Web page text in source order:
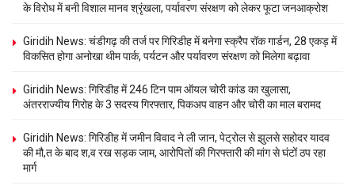
के विरोध में बनी विशाल मानव श्रृंखला, पर्यावरण संरक्षण को लेकर फूटा जनआक्रोश
Giridih News: चंडीगढ़ की तर्ज पर गिरिडीह में बनेगा स्क्रैप रॉक गार्डन, 28 एकड़ में
विकसित होगा अनोखा थीम पार्क, पर्यटन और पर्यावरण संरक्षण को मिलेगा बढ़ावा
Giridih News: गिरिडीह में 246 टिन पाम ऑयल चोरी कांड का खुलासा,
अंतरराज्यीय गिरोह के 3 सदस्य गिरफ्तार, पिकअप वाहन और चोरी का माल बरामद
Giridih News: गिरिडीह में जमीन विवाद ने ली जान, पेट्रोल से झुलसे सहोदर यादव
की मौ,त के बाद श,व रख सड़क जाम, आरोपितों की गिरफ्तारी की मांग से घंटों ठप रहा
मार्ग